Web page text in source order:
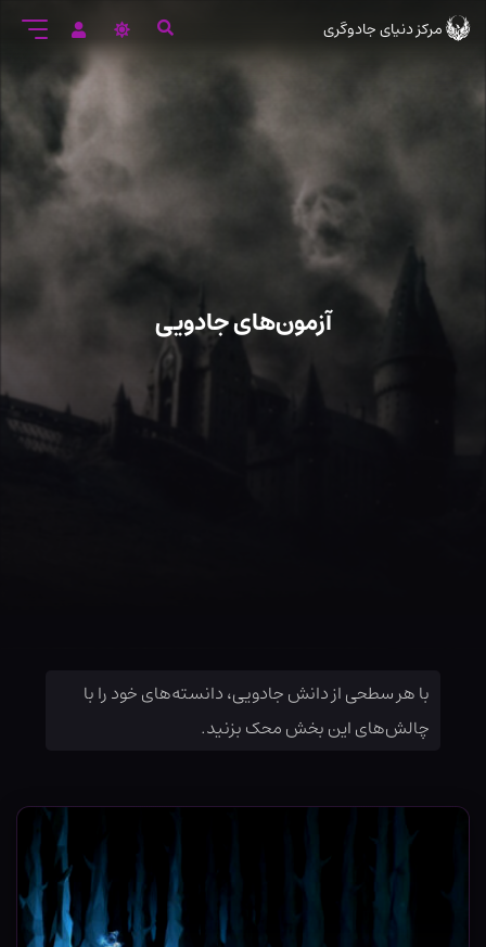
ورود
اصلی
مرکز دنیای جادوگری
آزمون‌های جادویی
با هر سطحی از دانش جادویی، دانسته‌های خود را با
چالش‌های این بخش محک بزنید.